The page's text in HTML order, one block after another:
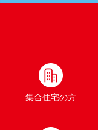
集合住宅の方